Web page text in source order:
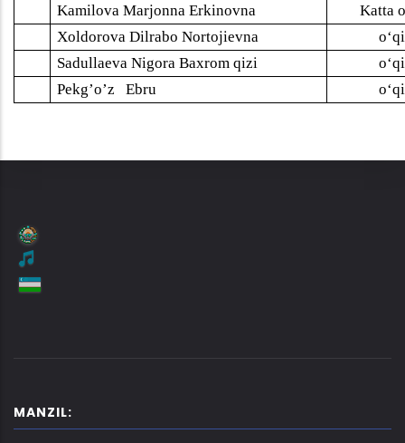
Kamilova Marjonna Erkinovna
Katta
Xoldorova Dilrabo Nortojievna
Sadullaeva Nigora Baxrom qizi
Pekg’o’z Ebru
MANZIL: